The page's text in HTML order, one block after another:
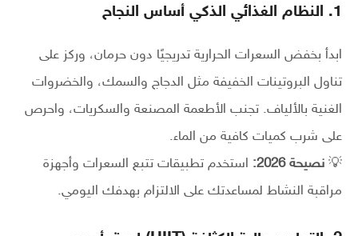
1. النظام الغذائي الذكي أساس النجاح
ابدأ بخفض السعرات الحرارية تدريجيًا دون حرمان، وركز على
تناول البروتينات الخفيفة مثل الدجاج والسمك، والخضروات
الغنية بالألياف. تجنب الأطعمة المصنعة والسكريات، واحرص
على شرب كميات كافية من الماء.
💡 نصيحة 2026:
استخدم تطبيقات تتبع السعرات وأجهزة
مراقبة النشاط لمساعدتك على الالتزام بهدفك اليومي.